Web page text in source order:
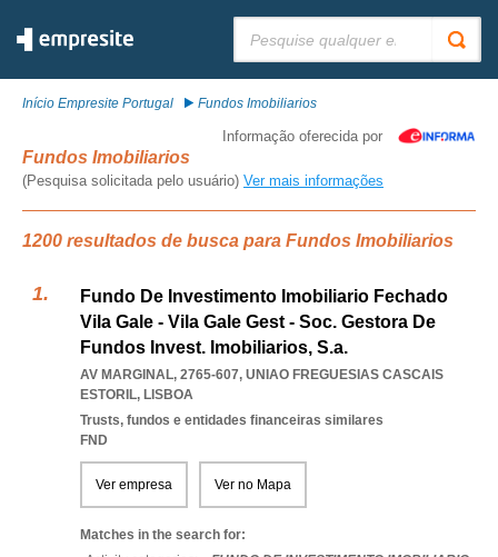
Início Empresite Portugal Fundos Imobiliarios
Informação oferecida por
Fundos Imobiliarios
(Pesquisa solicitada pelo usuário) Ver mais informações
1200 resultados de busca para Fundos Imobiliarios
Fundo De Investimento Imobiliario Fechado
Vila Gale - Vila Gale Gest - Soc. Gestora De
Fundos Invest. Imobiliarios, S.a.
AV MARGINAL, 2765-607, UNIAO FREGUESIAS CASCAIS
ESTORIL, LISBOA
Trusts, fundos e entidades financeiras similares
FND
Ver empresa Ver no Mapa
Matches in the search for: